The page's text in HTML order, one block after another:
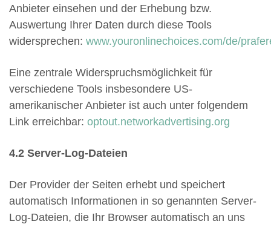
Anbieter einsehen und der Erhebung bzw.
Auswertung Ihrer Daten durch diese Tools
widersprechen: www.youronlinechoices.com/de/
Eine zentrale Widerspruchsmöglichkeit für
verschiedene Tools insbesondere US-
amerikanischer Anbieter ist auch unter folgendem
Link erreichbar: optout.networkadvertising.org
4.2 Server-Log-Dateien
Der Provider der Seiten erhebt und speichert
automatisch Informationen in so genannten Server-
Log-Dateien, die Ihr Browser automatisch an uns